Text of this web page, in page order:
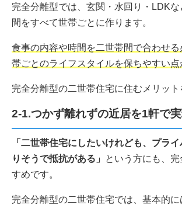
完全分離型では、玄関・水回り・LDK
間をすべて世帯ごとに作ります。
食事の内容や時間を二世帯間で合わせ
帯ごとのライフスタイルを保ちやすい点
完全分離型の二世帯住宅に住むメリット
2-1.つかず離れずの近居を1軒で
「二世帯住宅にしたいけれども、プラ
りそうで抵抗がある」
という方にも、
すめです。
完全分離型の二世帯住宅では、基本的